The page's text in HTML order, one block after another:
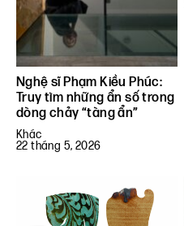
Nghệ sĩ Phạm Kiều Phúc:
Truy tìm những ẩn số trong
dòng chảy “tàng ẩn”
Khác
22 tháng 5, 2026